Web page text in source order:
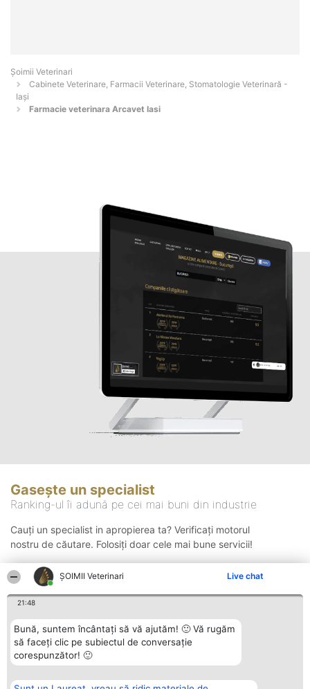
ȘOIMII Veterinari Live chat
21:48
Bună, suntem încântați să vă ajutăm! 🙂 Vă rugăm
să faceți clic pe subiectul de conversație
corespunzător! 🙂
Șoimii Veterinari
Cabinete Veterinare, Farmacii Veterinare, Stomatologie Veterinară -
Iaşi
Farmacie veterinara Arcavet Iasi
Gasește un specialist
Ranking-ul îi adună pe cei mai buni din industrie
Cauți un specialist in apropierea ta? Verificați motorul
nostru de căutare. Folosiți doar cele mai bune servicii!